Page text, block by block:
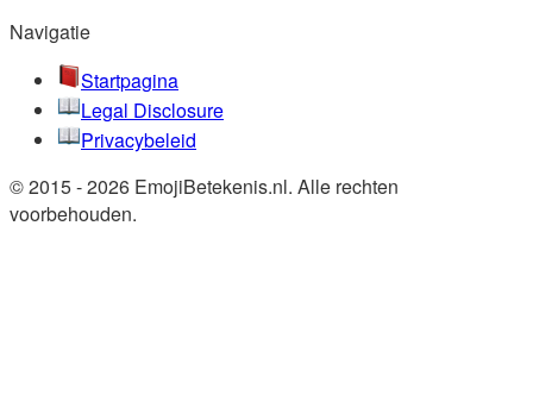
Navigatie
Startpagina
Legal Disclosure
Privacybeleid
© 2015 - 2026 EmojiBetekenis.nl. Alle rechten
voorbehouden.